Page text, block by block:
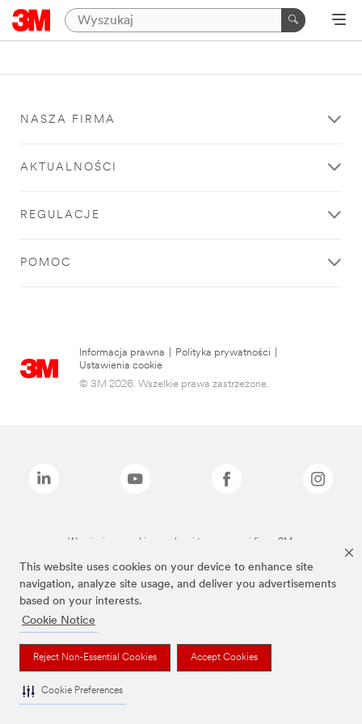
This website uses cookies on your device to enhance site
navigation, analyze site usage, and deliver you advertisements
based on your interests.
Cookie Notice
Reject Non-Essential Cookies Accept Cookies
Cookie Preferences
NASZA FIRMA
AKTUALNOŚCI
REGULACJE
POMOC
Informacja prawna Polityka prywatności
Ustawienia cookie
© 3M 2026. Wszelkie prawa zastrzeżone.
Wymienione marki są znakami towarowymi firmy 3M.